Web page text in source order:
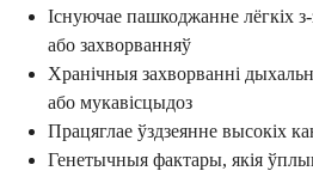
Існуючае пашкоджанне лёгкіх
або захворванняў
Хранічныя захворванні
або мукавісцыдоз
Працяглае ўздзеянне высокіх
Генетычныя фактары, якія